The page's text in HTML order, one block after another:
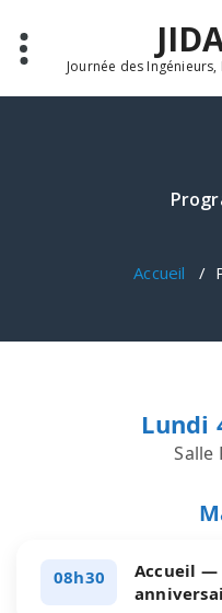
contenu
Journée des
Accueil /
Lundi
Salle
08h30
Accueil —